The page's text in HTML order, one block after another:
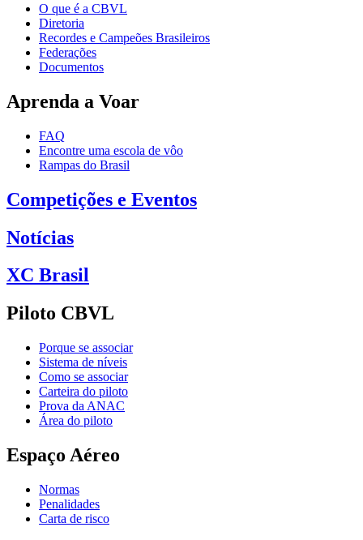
O que é a CBVL
Diretoria
Recordes e Campeões Brasileiros
Federações
Documentos
Aprenda a Voar
FAQ
Encontre uma escola de vôo
Rampas do Brasil
Competições e Eventos
Notícias
XC Brasil
Piloto CBVL
Porque se associar
Sistema de níveis
Como se associar
Carteira do piloto
Prova da ANAC
Área do piloto
Espaço Aéreo
Normas
Penalidades
Carta de risco